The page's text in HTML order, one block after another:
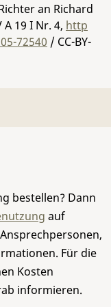
an Richard
A 19 I Nr. 4, http
72540 / CC-BY-
bestellen? Dann
auf
Für die
Kosten
informieren.